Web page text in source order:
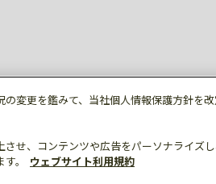
変更を鑑みて、当社個人情報保護方針を
せ、コンテンツや広告をパーソナライズ
。
ウェブサイト利用規約